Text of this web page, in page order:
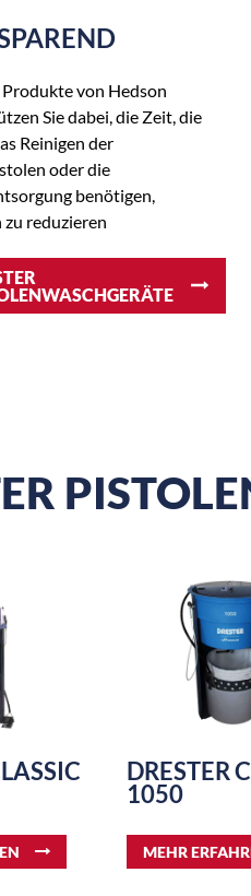
von Hedson
Sie dabei, die Zeit, die
Reinigen der
oder die
benötigen,
reduzieren
DRESTER
1050
MEHR